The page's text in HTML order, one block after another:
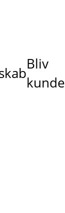
Bliv
kunde